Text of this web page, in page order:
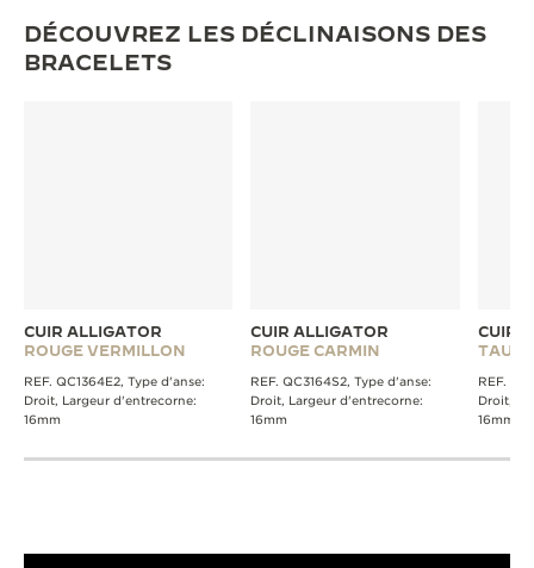
DÉCOUVREZ LES DÉCLINAISONS DES
BRACELETS
CUIR ALLIGATOR
ROUGE VERMILLON
REF. QC1364E2, Type d'anse:
Droit, Largeur d'entrecorne:
16mm
CUIR ALLIGATOR
ROUGE CARMIN
REF. QC3164S2, Type d'anse:
Droit, Largeur d'entrecorne:
16mm
CUIR
TAUPE
REF.
Droit,
16mm